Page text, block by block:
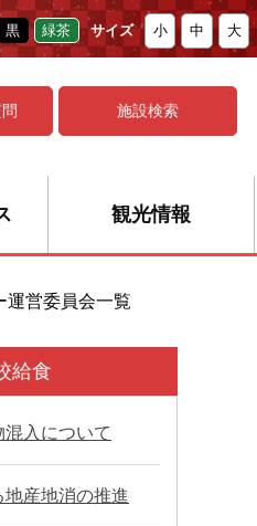
黒 緑茶 サイズ 小 中 大
施設検索
観光情報
運営委員会一覧
給食
入について
産地消の推進